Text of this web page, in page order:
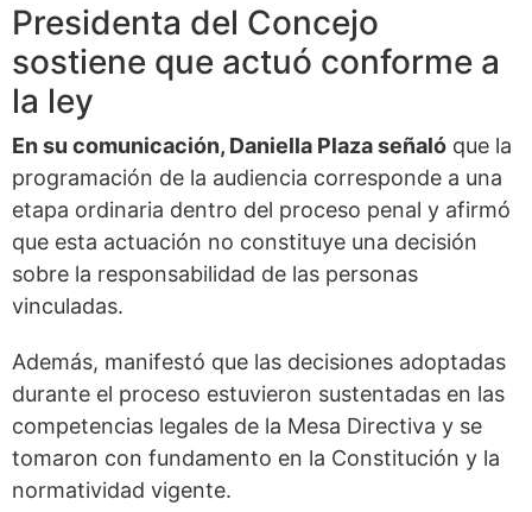
Presidenta del Concejo
sostiene que actuó conforme a
la ley
En su comunicación, Daniella Plaza señaló que la
programación de la audiencia corresponde a una
etapa ordinaria dentro del proceso penal y afirmó
que esta actuación no constituye una decisión
sobre la responsabilidad de las personas
vinculadas.
Además, manifestó que las decisiones adoptadas
durante el proceso estuvieron sustentadas en las
competencias legales de la Mesa Directiva y se
tomaron con fundamento en la Constitución y la
normatividad vigente.